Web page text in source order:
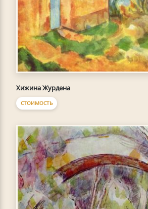
Хижина Журдена
СТОИМОСТЬ